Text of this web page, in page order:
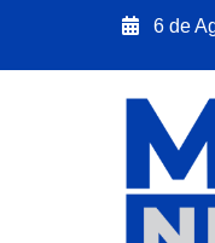
6 de